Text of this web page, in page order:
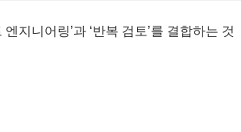
지니어링’과 ‘반복 검토’를 결합하는 것